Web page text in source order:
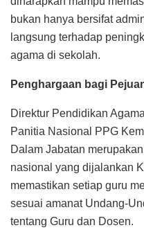
bukan hanya bersifat
langsung terhadap
agama di sekolah.
Penghargaan bagi
Direktur Pendidikan
Panitia Nasional PPG
Dalam Jabatan
nasional yang dijalankan
memastikan setiap guru
sesuai amanat Undang-
tentang Guru dan Dosen.